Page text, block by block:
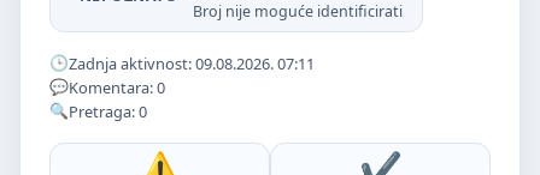
Broj nije moguće identificirati
Zadnja aktivnost: 09.08.2026. 07:11
Komentara: 0
Pretraga: 0